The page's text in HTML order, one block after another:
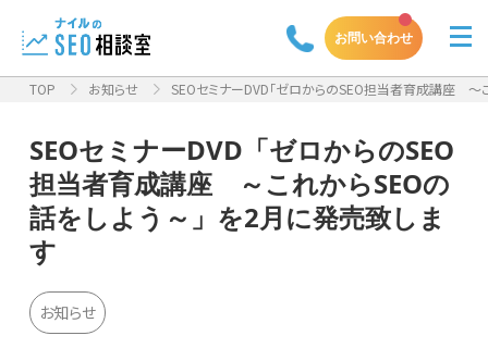
お問い合わせ
TOP お知らせ SEOセミナーDVD「ゼロからのSEO担当者育成講座 ～
SEOセミナーDVD「ゼロからのSEO
担当者育成講座 ～これからSEOの
話をしよう～」を2月に発売致しま
す
お知らせ